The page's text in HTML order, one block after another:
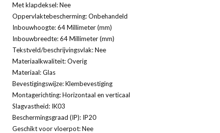
Met klapdeksel: Nee
Oppervlaktebescherming: Onbehandeld
Inbouwhoogte: 64 Millimeter (mm)
Inbouwbreedte: 64 Millimeter (mm)
Tekstveld/beschrijvingsvlak: Nee
Materiaalkwaliteit: Overig
Materiaal: Glas
Bevestigingswijze: Klembevestiging
Montagerichting: Horizontaal en verticaal
Slagvastheid: IK03
Beschermingsgraad (IP): IP20
Geschikt voor vloerpot: Nee